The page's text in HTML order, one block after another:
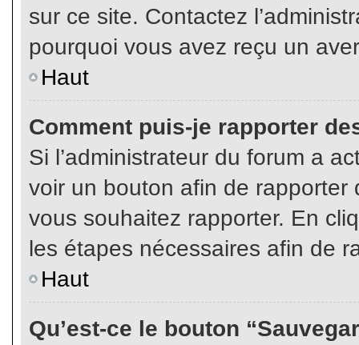
sur ce site. Contactez
pourquoi vous avez reçu un
Haut
Comment puis-je rapporter
Si l’administrateur du forum a
voir un bouton afin de
vous souhaitez rapporter. En
les étapes nécessaires afin de
Haut
Qu’est-ce le bouton